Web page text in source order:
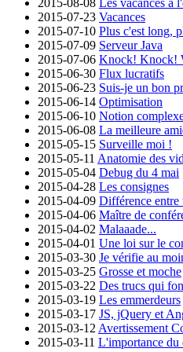
2015-07-23 Vacances
2015-07-10 Plus c'est long,
2015-07-09 Serveur Java
2015-07-06 Knock! Knock!
2015-06-30 Flux lucratifs
2015-06-23 Suis-je un bon
2015-06-14 Optimisation
2015-06-10 Notion
2015-06-08 La meilleure
2015-05-15 Surveille moi !
2015-05-11 Anatomie des
2015-05-04 Debug du 4 mai
2015-04-28 Les consignes
2015-04-09 Différence entre
2015-04-06 Maître de
2015-04-02 Malaaade...
2015-04-01 Une loi sur le
2015-03-30 Je vérifie au
2015-03-25 Grosse et moche
2015-03-22 Des trucs qui
2015-03-19 Les emmerdeurs
2015-03-17 JS, jQuery et
2015-03-12 Avertissement
2015-03-11 L'importance du